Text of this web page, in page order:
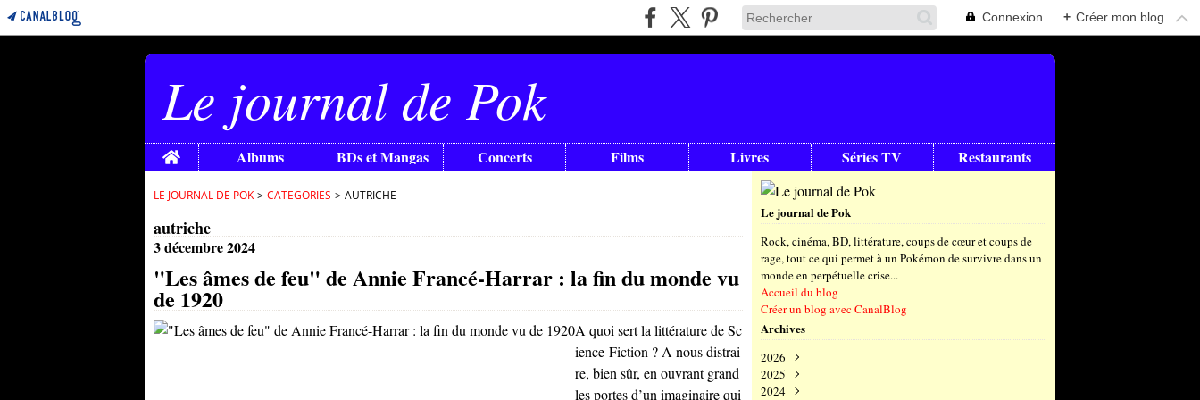
Connexion + Créer mon blog
Le journal de Pok
Home Albums BDs et Mangas Concerts Films Livres Séries TV Restaurants
LE JOURNAL DE POK > CATEGORIES > AUTRICHE
autriche
3 décembre 2024
"Les âmes de feu" de Annie Francé-Harrar : la fin du monde vu
de 1920
A quoi sert la littérature de Sc
ience-Fiction ? A nous distrai
re, bien sûr, en ouvrant grand
les portes d’un imaginaire qui
Le journal de Pok
Rock, cinéma, BD, littérature, coups de cœur et coups de
rage, tout ce qui permet à un Pokémon de survivre dans un
monde en perpétuelle crise...
Accueil du blog
Créer un blog avec CanalBlog
Archives
2026
Août
Juillet
2025
Décembre
2024